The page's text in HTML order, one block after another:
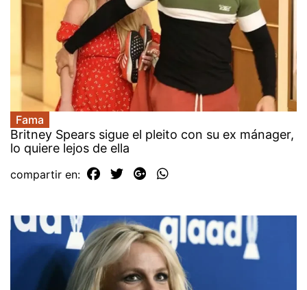
Fama
Britney Spears sigue el pleito con su ex mánager,
lo quiere lejos de ella
compartir en: